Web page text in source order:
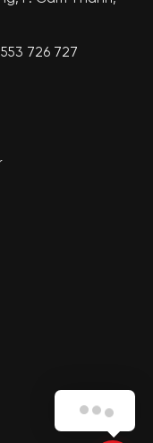
726 727